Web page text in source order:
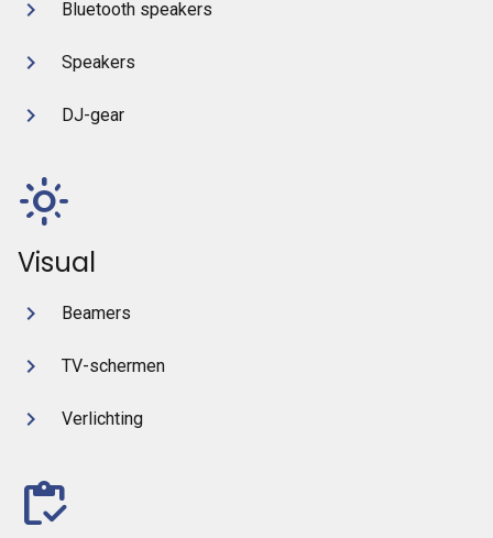
Bluetooth speakers
Speakers
DJ-gear
light_mode
Visual
Beamers
TV-schermen
Verlichting
inventory